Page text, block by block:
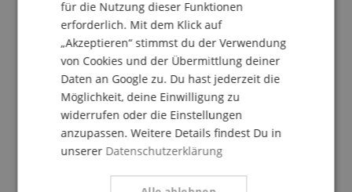
+49-8861-909494-5
Montag
09:30 - 18:00
Dienstag
09:30 - 18:00
Mittwoch
09:30 - 18:00
Donnerstag
09:30 - 18:00
für die Nutzung dieser Funktionen
erforderlich. Mit dem Klick auf
„Akzeptieren“ stimmst du der Verwendung
von Cookies und der Übermittlung deiner
Daten an Google zu. Du hast jederzeit die
Möglichkeit, deine Einwilligung zu
widerrufen oder die Einstellungen
anzupassen. Weitere Details findest Du in
unserer Datenschutzerklärung